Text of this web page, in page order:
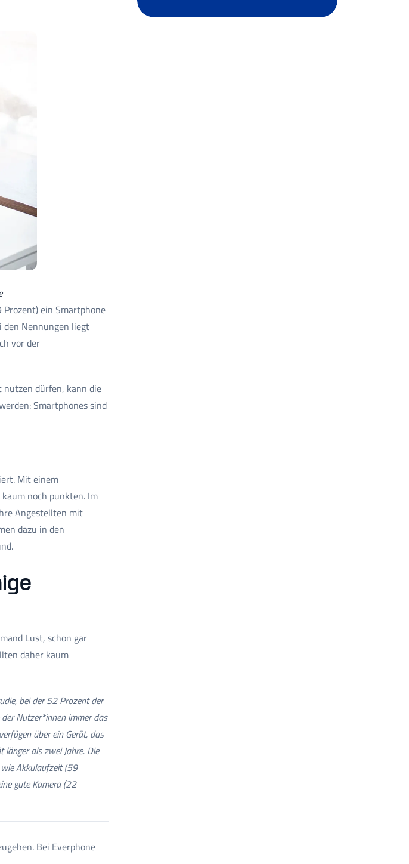
ein Smartphone
den Nennungen liegt
vor der
nutzen dürfen, kann die
Smartphones sind
Mit einem
noch punkten. Im
Angestellten mit
dazu in den
Lust, schon gar
daher kaum
bei der 52 Prozent der
Nutzer*innen immer das
über ein Gerät, das
als zwei Jahre. Die
Akkulaufzeit (59
gute Kamera (22
Bei Everphone